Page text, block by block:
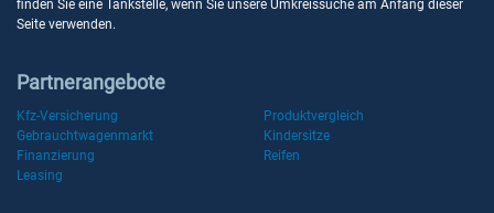
finden Sie eine Tankstelle, wenn Sie unsere Umkreissuche am Anfang dieser
Seite verwenden.
Partnerangebote
Kfz-Versicherung
Produktvergleich
Gebrauchtwagenmarkt
Kindersitze
Finanzierung
Reifen
Leasing